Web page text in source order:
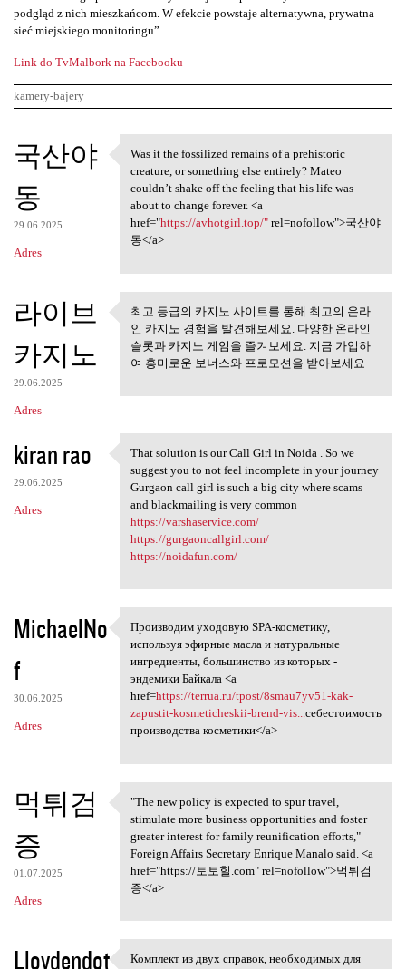
podgląd z nich mieszkańcom. W efekcie powstaje alternatywna, prywatna
sieć miejskiego monitoringu”.
Link do TvMalbork na Facebooku
kamery-bajery
K
o
m
e
n
a
r
z
e
국산야
동
29.06.2025
Adres
Was it the fossilized remains
Was it the fossilized remains of a prehistoric
creature, or something else entirely? Mateo
couldn’t shake off the feeling that his life was
about to change forever. <a
href="https://avhotgirl.top/"rel=nofollow">국산야
동</a>
라이브
카지노
29.06.2025
Adres
최고 등급의 카지노 사이트를 통
해 최고의 온라인
최고 등급의 카지노 사이트를 통해 최고의 온라
인 카지노 경험을 발견해보세요. 다양한 온라인
슬롯과 카지노 게임을 즐겨보세요. 지금 가입하
여 흥미로운 보너스와 프로모션을 받아보세요
kiran rao
29.06.2025
Adres
That solution is our Call
That solution is our Call Girl in Noida . So we
suggest you to not feel incomplete in your journey
Gurgaon call girl is such a big city where scams
and blackmailing is very common
https://varshaservice.com/
https://gurgaoncallgirl.com/
https://noidafun.com/
MichaelNo
f
30.06.2025
Adres
Производим уходовую SPA
Производим уходовую SPA-косметику,
используя эфирные масла и натуральные
ингредиенты, большинство из которых -
эндемики Байкала <a
href=https://terrua.ru/tpost/8smau7yv51-kak-
zapustit-kosmeticheskii-brend-vis...себестоимость
производства косметики</a>
먹튀검
증
01.07.2025
Adres
"The new policy is expected
"The new policy is expected to spur travel,
stimulate more business opportunities and foster
greater interest for family reunification efforts,"
Foreign Affairs Secretary Enrique Manalo said. <a
href="https://토토힐.com" rel=nofollow">먹튀검
증</a>
Lloydendot Комплект из двух справок, необходимых для